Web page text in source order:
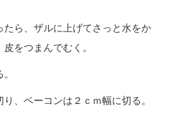
たら、ザルに上げてさっと水をか
をつまんでむく。
、ベーコンは２ｃｍ幅に切る。